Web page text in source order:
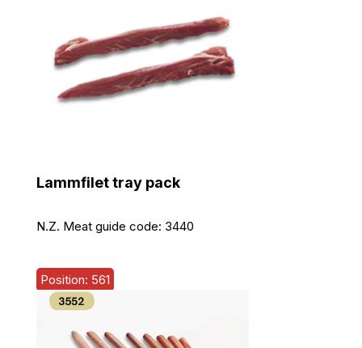
Lammfilet tray pack
N.Z. Meat guide code: 3440
Position: 561